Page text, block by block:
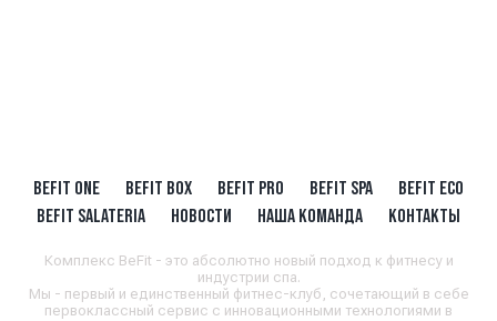
BEFIT ONE BEFIT BOX BEFIT PRO BEFIT SPA
BEFIT ECO
BEFIT SALATERIA
НОВОСТИ НАША КОМАНДА КОНТАКТЫ
Комплекс BeFit - это абсолютно новый подход к фитнесу и
индустрии спа.
Мы - первый и единственный фитнес-клуб, сочетающий в себе
первоклассный сервис с инновационными технологиями в